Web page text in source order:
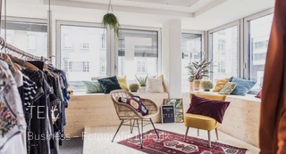
TEIL
Business – Fotografie | Grafik